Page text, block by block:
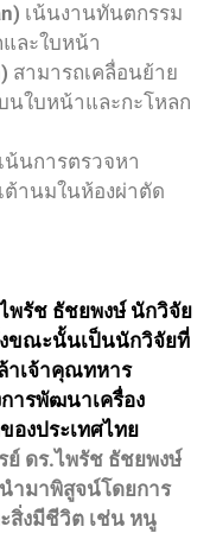
เน้นงานทันตกรรม
ละใบหน้า
สามารถเคลื่อนย้าย
นใบหน้าและกะโหลก
เน้นการตรวจหา
ต้านมในห้องผ่าตัด
พรัช ธัชยพงษ์ นักวิจัย
ขณะนั้นเป็นนักวิจัยที่
าเจ้าคุณทหาร
ารพัฒนาเครื่อง
องประเทศไทย
ย์ ดร.ไพรัช ธัชยพงษ์
ามาพิสูจน์โดยการ
สิ่งมีชีวิต เช่น หนู